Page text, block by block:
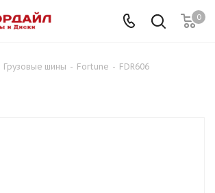
0
Грузовые шины - Fortune - FDR606